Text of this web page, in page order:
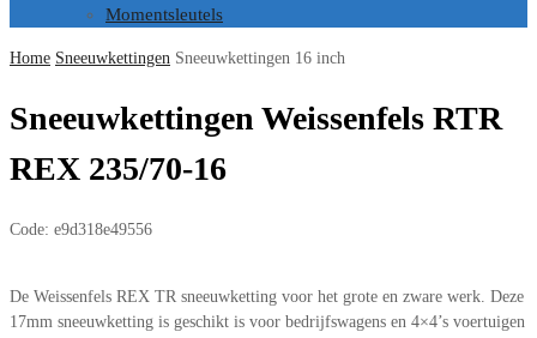
Momentsleutels
Home Sneeuwkettingen Sneeuwkettingen 16 inch
Sneeuwkettingen Weissenfels RTR
REX 235/70-16
Code: e9d318e49556
De Weissenfels REX TR sneeuwketting voor het grote en zware werk. Deze
17mm sneeuwketting is geschikt is voor bedrijfswagens en 4×4’s voertuigen